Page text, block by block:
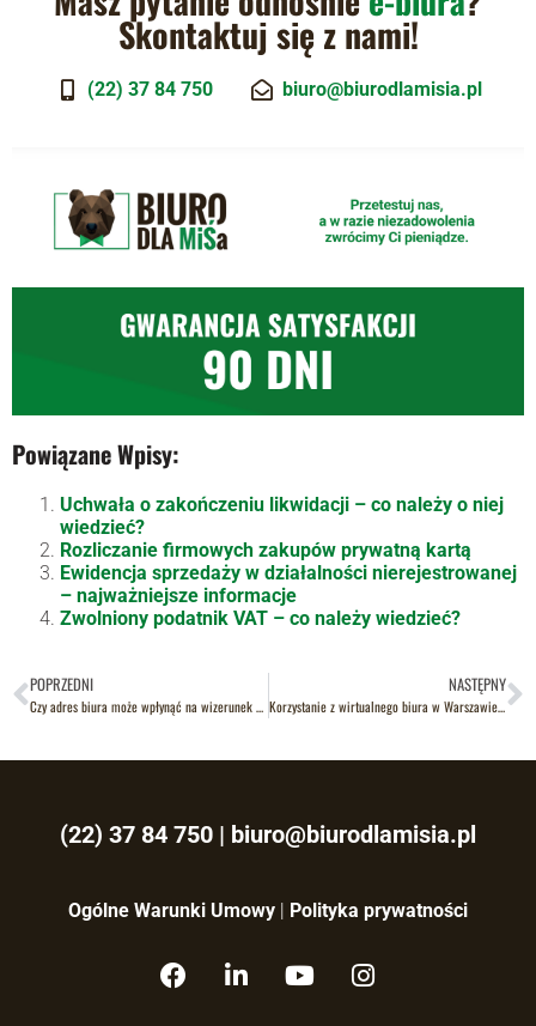
Skontaktuj się z nami!
(22) 37 84 750 biuro@biurodlamisia.pl
Powiązane Wpisy:
Uchwała o zakończeniu likwidacji – co należy o niej
wiedzieć?
Rozliczanie firmowych zakupów prywatną kartą
Ewidencja sprzedaży w działalności nierejestrowanej
– najważniejsze informacje
Zwolniony podatnik VAT – co należy wiedzieć?
POPRZEDNI
Czy adres biura może wpłynąć na wizerunek firmy?
NASTĘPNY
Korzystanie z wirtualnego biura w Warszawie – zalety dla startupów
(22) 37 84 750 | biuro@biurodlamisia.pl
Ogólne Warunki Umowy | Polityka prywatności